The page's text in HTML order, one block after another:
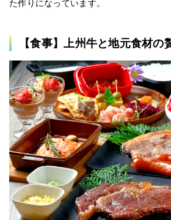
た作りになっています。
【食事】上州牛と地元食材の